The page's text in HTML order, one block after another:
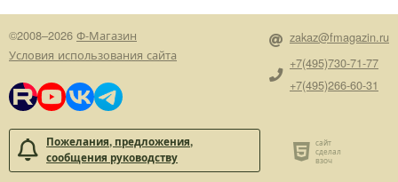
©2008–2026 Ф-Магазин
Условия использования сайта
Пожелания, предложения,
сообщения руководству
zakaz@fmagazin.ru
+7(495)730-71-77
+7(495)266-60-31